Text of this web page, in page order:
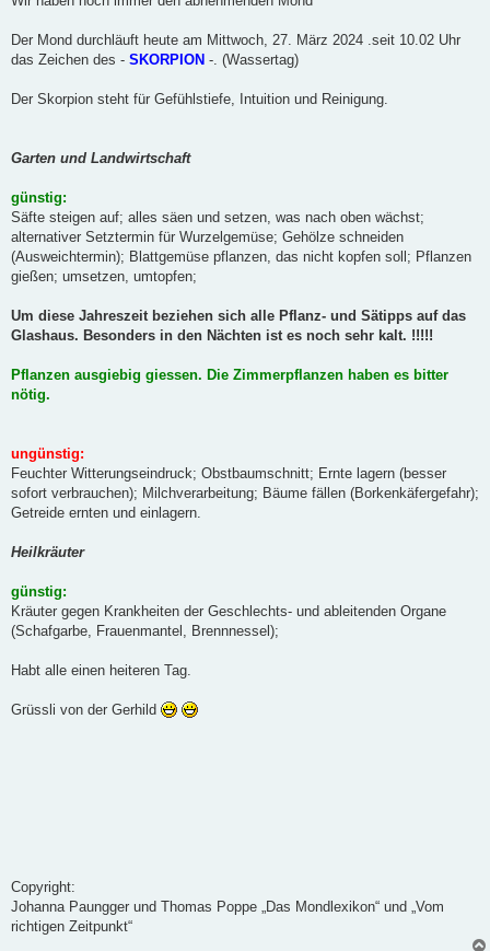
Der Mond durchläuft heute am Mittwoch, 27. März 2024 .seit 10.02 Uhr
das Zeichen des - SKORPION -. (Wassertag)
Der Skorpion steht für Gefühlstiefe, Intuition und Reinigung.
Garten und Landwirtschaft
günstig:
Säfte steigen auf; alles säen und setzen, was nach oben wächst;
alternativer Setztermin für Wurzelgemüse; Gehölze schneiden
(Ausweichtermin); Blattgemüse pflanzen, das nicht kopfen soll; Pflanzen
gießen; umsetzen, umtopfen;
Um diese Jahreszeit beziehen sich alle Pflanz- und Sätipps auf das
Glashaus. Besonders in den Nächten ist es noch sehr kalt. !!!!!
Pflanzen ausgiebig giessen. Die Zimmerpflanzen haben es bitter
nötig.
ungünstig:
Feuchter Witterungseindruck; Obstbaumschnitt; Ernte lagern (besser
sofort verbrauchen); Milchverarbeitung; Bäume fällen (Borkenkäfergefahr);
Getreide ernten und einlagern.
Heilkräuter
günstig:
Kräuter gegen Krankheiten der Geschlechts- und ableitenden Organe
(Schafgarbe, Frauenmantel, Brennnessel);
Habt alle einen heiteren Tag.
Grüssli von der Gerhild
Copyright:
Johanna Paungger und Thomas Poppe „Das Mondlexikon“ und „Vom
richtigen Zeitpunkt“